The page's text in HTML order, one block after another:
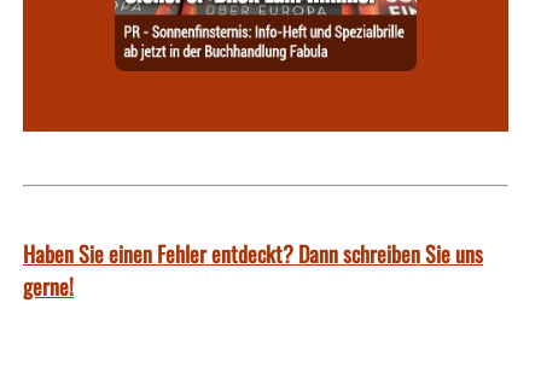
Haben Sie einen Fehler entdeckt? Dann schreiben Sie uns
gerne!